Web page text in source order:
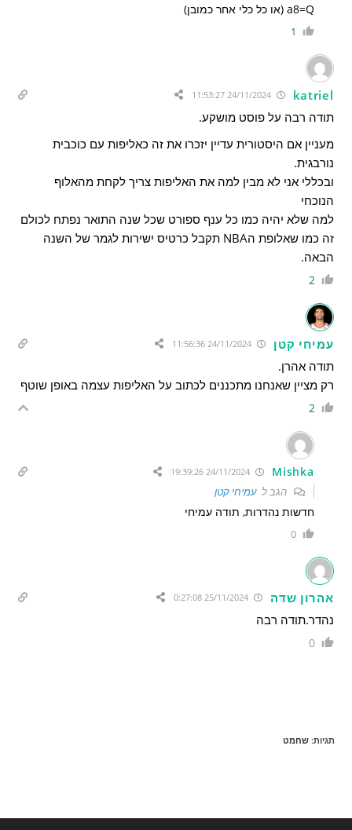
a8=Q (או כל כלי אחר כמובן)
1
katriel
24/11/2024 11:53:27
תודה רבה על פוסט מושקע.
מעניין אם היסטורית עדיין יזכרו את זה כאליפות עם כוכבית
נורבגית.
ובכללי אני לא מבין למה את האליפות צריך לקחת מהאלוף
הנוכחי
למה שלא יהיה כמו כל ענף ספורט שכל שנה התואר נפתח לכולם
זה כמו שאלופת הNBA תקבל כרטיס ישירות לגמר של השנה
הבאה.
2
עמיחי קטן
תודה אהרן.
רק מציין שאנחנו מתכננים לכתוב על האליפות עצמה באופן שוטף
2
Mishka
הגב לעמיחי קטן
חדשות נהדרות, תודה עמיחי
0
אהרון שדה
נהדר.תודה רבה
0
תגיות:שחמט